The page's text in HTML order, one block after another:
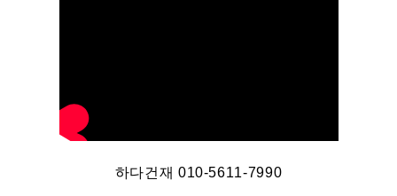
하다건재 010-5611-7990